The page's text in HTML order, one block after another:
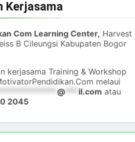
Kerjasama
Com Learning Center, Harvest
B Cileungsi Kabupaten Bogor
kerjasama Training & Workshop
melaui
@ il.com atau
2045